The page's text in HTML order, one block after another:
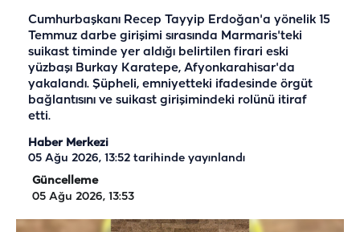
Cumhurbaşkanı Recep Tayyip Erdoğan'a yönelik 15
Temmuz darbe girişimi sırasında Marmaris'teki
suikast timinde yer aldığı belirtilen firari eski
yüzbaşı Burkay Karatepe, Afyonkarahisar'da
yakalandı. Şüpheli, emniyetteki ifadesinde örgüt
bağlantısını ve suikast girişimindeki rolünü itiraf
etti.
Haber Merkezi
05 Ağu 2026, 13:52 tarihinde yayınlandı
Güncelleme
05 Ağu 2026, 13:53